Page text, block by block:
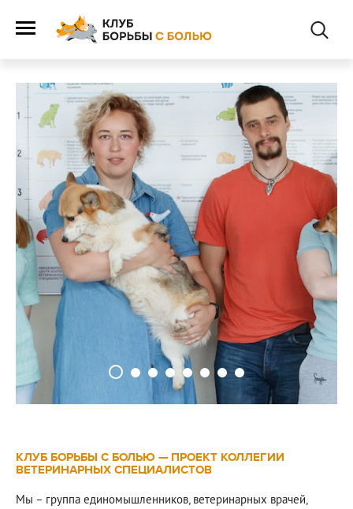
КЛУБ БОРЬБЫ С БОЛЬЮ — ПРОЕКТ КОЛЛЕГИИ
ВЕТЕРИНАРНЫХ СПЕЦИАЛИСТОВ
Мы – группа единомышленников, ветеринарных врачей,